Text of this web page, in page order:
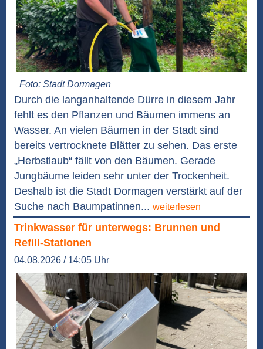
Foto: Stadt Dormagen
Durch die langanhaltende Dürre in diesem Jahr
fehlt es den Pflanzen und Bäumen immens an
Wasser. An vielen Bäumen in der Stadt sind
bereits vertrocknete Blätter zu sehen. Das erste
„Herbstlaub“ fällt von den Bäumen. Gerade
Jungbäume leiden sehr unter der Trockenheit.
Deshalb ist die Stadt Dormagen verstärkt auf der
Suche nach Baumpatinnen... weiterlesen
Trinkwasser für unterwegs: Brunnen und
Refill-Stationen
04.08.2026 / 14:05 Uhr